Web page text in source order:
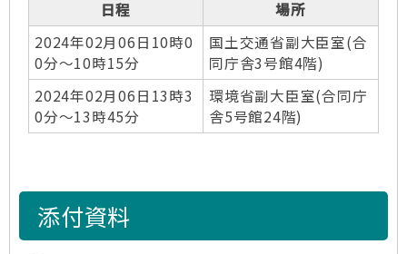
日程
場所
2024年02月06日10時0
0分～10時15分
国土交通省副大臣室(合
同庁舎3号館4階)
2024年02月06日13時3
0分～13時45分
環境省副大臣室(合同庁
舎5号館24階)
添付資料